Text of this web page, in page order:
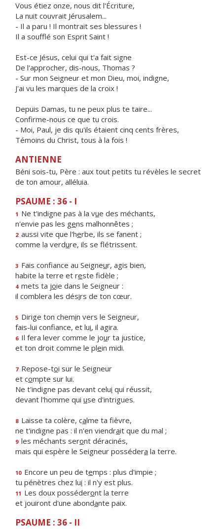
Vous étiez onze, nous dit l'Écriture,
La nuit couvrait Jérusalem...
- Il a paru ! Il montrait ses blessures !
Il a soufflé son Esprit Saint !
Est-ce Jésus, celui qui t'a fait signe
De l'approcher, dis-nous, Thomas ?
- Sur mon Seigneur et mon Dieu, moi, indigne,
J'ai vu les marques de la croix !
Depuis Damas, tu ne peux plus te taire...
Confirme-nous ce que tu crois.
- Moi, Paul, je dis qu'ils étaient cinq cents frères,
Témoins du Christ, tous à la fois !
ANTIENNE
Béni sois-tu, Père : aux tout petits tu révèles le secret
de ton amour, alléluia.
PSAUME : 36 - I
1 Ne t'indigne pas à la vue des méchants,
n'envie pas les gens malhonnêtes ;
2 aussi vite que l'herbe, ils se fanent ;
comme la verdure, ils se flétrissent.
3 Fais confiance au Seigneur, agis bien,
habite la terre et reste fidèle ;
4 mets ta joie dans le Seigneur :
il comblera les désirs de ton cœur.
5 Dirige ton chemin vers le Seigneur,
fais-lui confiance, et lui, il agira.
6 Il fera lever comme le jour ta justice,
et ton droit comme le plein midi.
7 Repose-toi sur le Seigneur
et compte sur lui.
Ne t'indigne pas devant celui qui réussit,
devant l'homme qui use d'intrigues.
8 Laisse ta colère, calme ta fièvre,
ne t'indigne pas : il n'en viendrait que du mal ;
9 les méchants seront déracinés,
mais qui espère le Seigneur possédera la terre.
10 Encore un peu de temps : plus d'impie ;
tu pénètres chez lui : il n'y est plus.
11 Les doux posséderont la terre
et jouiront d'une abondante paix.
PSAUME : 36 - II